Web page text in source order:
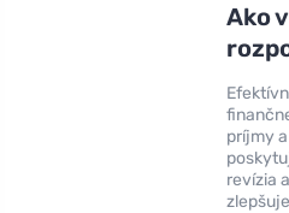
Ako
príjmy
revízia